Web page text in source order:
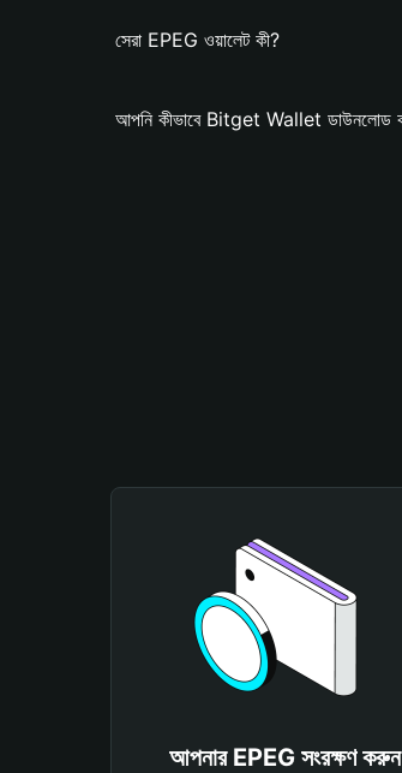
সেরা EPEG ওয়ালেট কী?
আপনি কীভাবে Bitget Wallet ডাউনলোড
আপনার EPEG সংরক্ষণ করুন